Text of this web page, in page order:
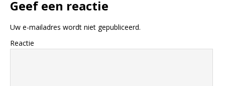
Geef een reactie
Uw e-mailadres wordt niet gepubliceerd.
Reactie